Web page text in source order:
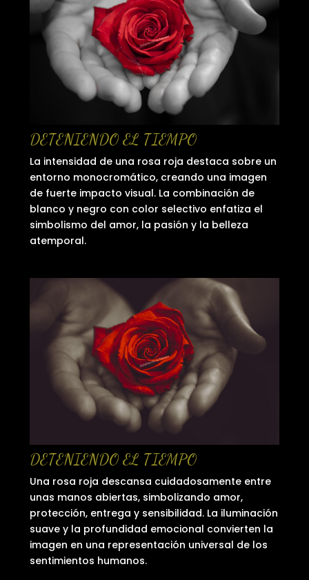
DETENIENDO EL TIEMPO
La intensidad de una rosa roja destaca sobre un
entorno monocromático, creando una imagen
de fuerte impacto visual. La combinación de
blanco y negro con color selectivo enfatiza el
simbolismo del amor, la pasión y la belleza
atemporal.
DETENIENDO EL TIEMPO
Una rosa roja descansa cuidadosamente entre
unas manos abiertas, simbolizando amor,
protección, entrega y sensibilidad. La iluminación
suave y la profundidad emocional convierten la
imagen en una representación universal de los
sentimientos humanos.